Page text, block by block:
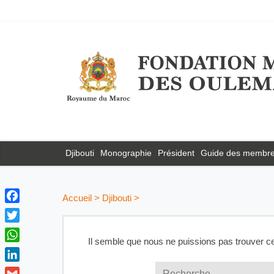
Djibouti Monographie Président Guide des
Accueil> Djibouti>
Il semble que nous ne puissions pas trouver
F
a
c
e
b
T
w
i
W
h
L